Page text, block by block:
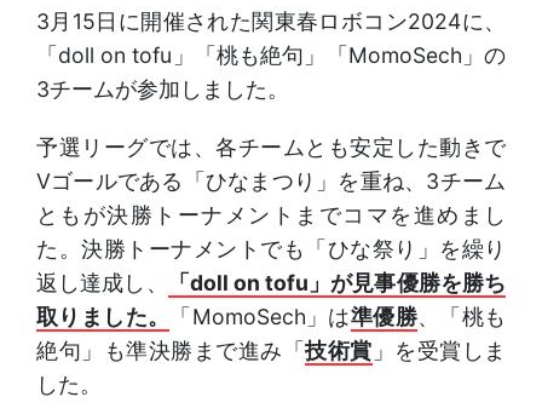
3月15日に開催された関東春ロボコン2024に、
「doll on tofu」「桃も絶句」「MomoSech」の
3チームが参加しました。
予選リーグでは、各チームとも安定した動きで
Vゴールである「ひなまつり」を重ね、3チーム
ともが決勝トーナメントまでコマを進めまし
た。決勝トーナメントでも「ひな祭り」を繰り
返し達成し、
「doll on tofu」が見事優勝を勝ち
取りました。
「MomoSech」は準優勝、「桃も
絶句」も準決勝まで進み「 技術賞 」を受賞しま
した。